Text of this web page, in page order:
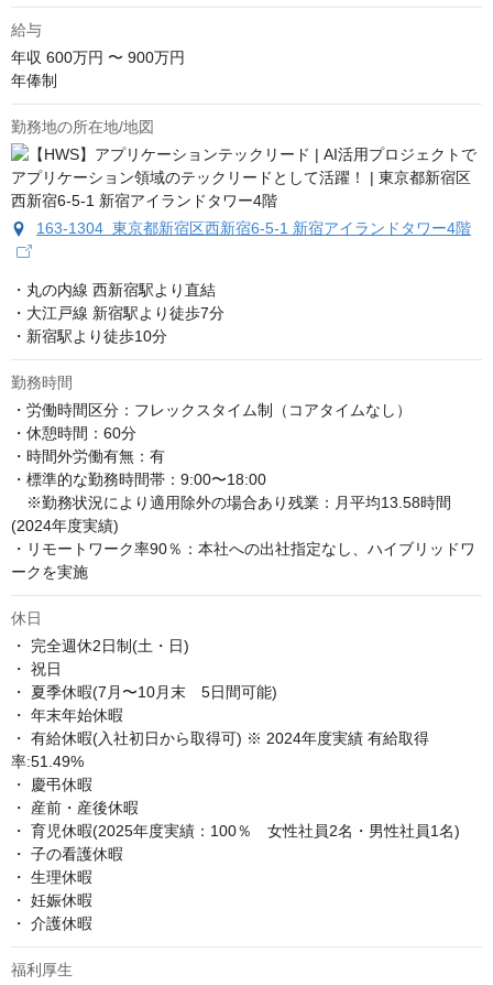
給与
年収 600万円 〜 900万円
年俸制
勤務地の所在地/地図
163-1304 東京都新宿区西新宿6-5-1 新宿アイランドタワー4階
・丸の内線 西新宿駅より直結
・大江戸線 新宿駅より徒歩7分
・新宿駅より徒歩10分
勤務時間
・労働時間区分：フレックスタイム制（コアタイムなし）
・休憩時間：60分
・時間外労働有無：有
・標準的な勤務時間帯：9:00〜18:00
※勤務状況により適用除外の場合あり残業：月平均13.58時間
(2024年度実績)
・リモートワーク率90％：本社への出社指定なし、ハイブリッドワ
ークを実施
休日
・ 完全週休2日制(土・日)
・ 祝日
・ 夏季休暇(7月〜10月末　5日間可能)
・ 年末年始休暇
・ 有給休暇(入社初日から取得可) ※ 2024年度実績 有給取得
率:51.49%
・ 慶弔休暇
・ 産前・産後休暇
・ 育児休暇(2025年度実績：100％　女性社員2名・男性社員1名)
・ 子の看護休暇
・ 生理休暇
・ 妊娠休暇
・ 介護休暇
福利厚生